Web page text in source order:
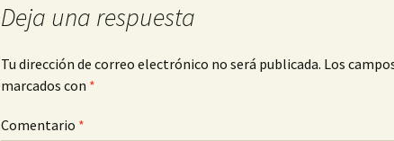
Deja una respuesta
Tu dirección de correo electrónico no será publicada. Los
marcados con *
Comentario *